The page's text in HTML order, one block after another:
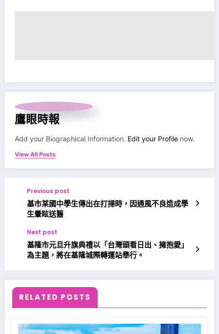
鷹眼時報
Add your Biographical Information. Edit your Profile now.
View All Posts
Previous post
基市某國中學生傳出在打掃時，因通風不良造成學
生暈眩送醫
Next post
基隆市元旦升旗典禮以「台灣頭看日出、擁抱愛」
為主題，將在基隆城際轉運站舉行。
RELATED POSTS